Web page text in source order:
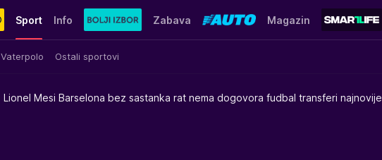
Sport
Vaterpolo Ostali sportovi
Info Zabava Magazin
Lionel Mesi Barselona bez sastanka rat nema dogovora fudbal transferi najnovije